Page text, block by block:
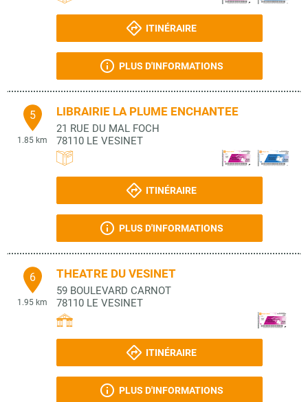
ITINÉRAIRE
PLUS D'INFORMATIONS
5
1.85 km
LIBRAIRIE LA PLUME ENCHANTEE
21 RUE DU MAL FOCH
78110 LE VESINET
ITINÉRAIRE
PLUS D'INFORMATIONS
6
1.95 km
THEATRE DU VESINET
59 BOULEVARD CARNOT
78110 LE VESINET
ITINÉRAIRE
PLUS D'INFORMATIONS